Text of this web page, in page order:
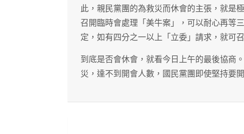
此，親民黨團的為救災而休會的主張，就是
召開臨時會處理「美牛案」，可以耐心再等
定，如有四分之一以上「立委」請求，就可
到底是否會休會，就看今日上午的最後協商
災，達不到開會人數，國民黨團即使堅持要